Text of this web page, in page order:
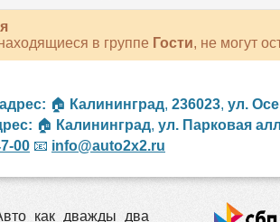
в группе Гости, не могут
🏠 Калининград, 236023, ул.
🏠 Калининград, ул. Парковая
00 📧 info@auto2x2.ru